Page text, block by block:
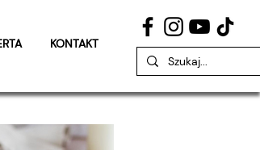
KONTAKT